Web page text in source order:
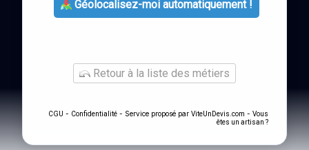
Géolocalisez-moi automatiquement !
Retour à la liste des métiers
CGU - Confidentialité - Service proposé par ViteUnDevis.com - Vous
êtes un artisan ?